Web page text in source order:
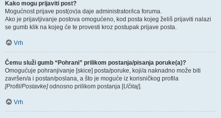
Kako mogu prijaviti post?
Mogućnost prijave post(ov)a daje administrator/ica foruma.
Ako je prijavljivanje postova omogućeno, kod posta kojeg želiš prijaviti nalazi
se gumb klik na kojeg će te provesti kroz postupak prijave posta.
Vrh
Čemu služi gumb “Pohrani” prilikom postanja/pisanja poruke(a)?
Omogućuje pohranjivanje [skice] posta/poruke, koji/a naknadno može biti
završen/a i postan/poslana, a što je moguće iz korisničkog profila
[Profil/Postavke]odnosno prilikom postanja [Učitaj].
Vrh